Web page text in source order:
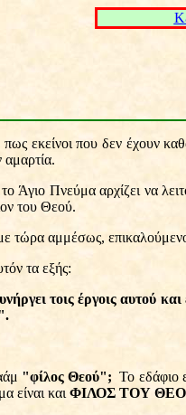
εκείνοι που δεν έχουν
αμαρτία.
Άγιο Πνεύμα αρχίζει να
του Θεού.
τώρα αμμέσως,
τα εξής:
τοις έργοις αυτού
"φίλος Θεού"; Το εδάφιο
μα είναι και ΦΙΛΟΣ ΤΟΥ